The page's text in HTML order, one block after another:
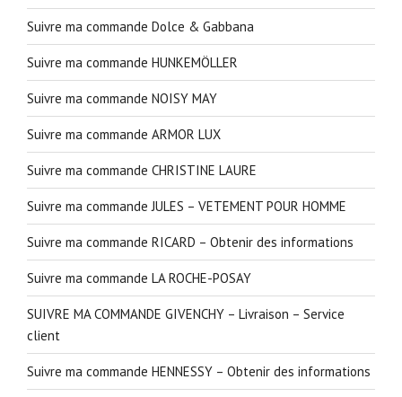
Suivre ma commande Dolce & Gabbana
Suivre ma commande HUNKEMÖLLER
Suivre ma commande NOISY MAY
Suivre ma commande ARMOR LUX
Suivre ma commande CHRISTINE LAURE
Suivre ma commande JULES – VETEMENT POUR HOMME
Suivre ma commande RICARD – Obtenir des informations
Suivre ma commande LA ROCHE-POSAY
SUIVRE MA COMMANDE GIVENCHY – Livraison – Service
client
Suivre ma commande HENNESSY – Obtenir des informations